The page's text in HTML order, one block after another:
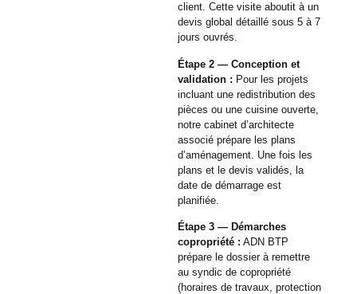
client. Cette visite aboutit à un
devis global détaillé sous 5 à 7
jours ouvrés.
Étape 2 — Conception et
validation : Pour les projets
incluant une redistribution des
pièces ou une cuisine ouverte,
notre cabinet d’architecte
associé prépare les plans
d’aménagement. Une fois les
plans et le devis validés, la
date de démarrage est
planifiée.
Étape 3 — Démarches
copropriété : ADN BTP
prépare le dossier à remettre
au syndic de copropriété
(horaires de travaux, protection